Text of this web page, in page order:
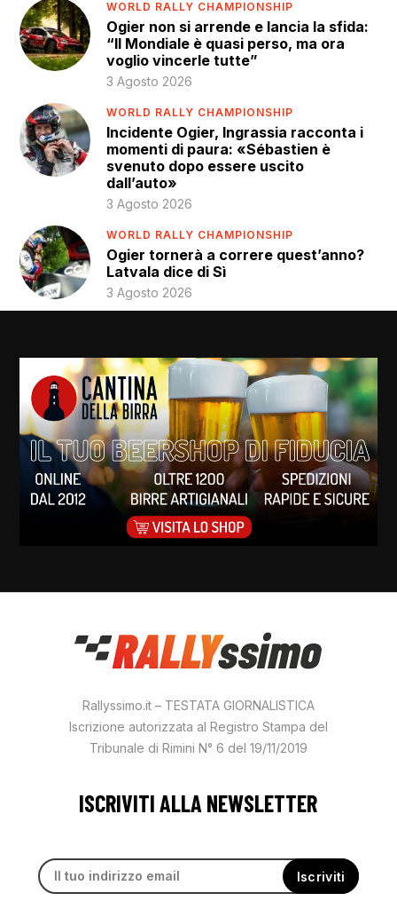
WORLD RALLY CHAMPIONSHIP
Ogier non si arrende e lancia la sfida:
“Il Mondiale è quasi perso, ma ora
voglio vincerle tutte”
3 Agosto 2026
WORLD RALLY CHAMPIONSHIP
Incidente Ogier, Ingrassia racconta i
momenti di paura: «Sébastien è
svenuto dopo essere uscito
dall’auto»
3 Agosto 2026
WORLD RALLY CHAMPIONSHIP
Ogier tornerà a correre quest’anno?
Latvala dice di Sì
3 Agosto 2026
Rallyssimo.it – TESTATA GIORNALISTICA
Iscrizione autorizzata al Registro Stampa del
Tribunale di Rimini N° 6 del 19/11/2019
ISCRIVITI ALLA NEWSLETTER